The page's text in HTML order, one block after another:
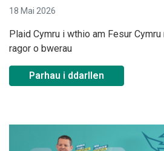
18 Mai 2026
Plaid Cymru i wthio am Fesur
ragor o bwerau
Parhau i ddarllen